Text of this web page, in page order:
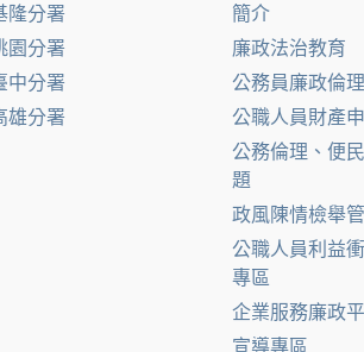
隆分署
園分署
中分署
雄分署
簡介
廉政法治教育
公務員廉政倫
公職人員財產
公務倫理、便
題
政風陳情檢舉
公職人員利益
專區
企業服務廉政
宣導專區